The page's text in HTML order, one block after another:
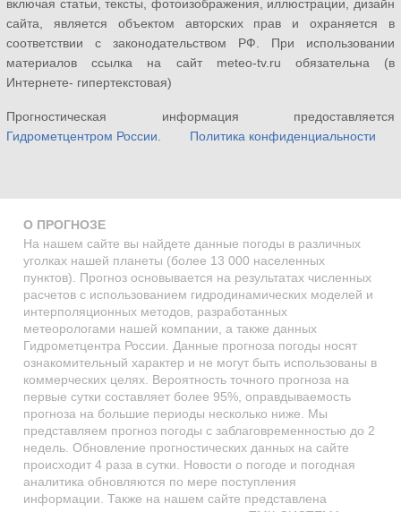
включая статьи, тексты, фотоизображения, иллюстрации, дизайн
сайта, является объектом авторских прав и охраняется в
соответствии с законодательством РФ. При использовании
материалов ссылка на сайт meteo-tv.ru обязательна (в
Интернете- гипертекстовая)
Прогностическая информация предоставляется
Гидрометцентром России. Политика конфиденциальности
О ПРОГНОЗЕ
На нашем сайте вы найдете данные погоды в различных
уголках нашей планеты (более 13 000 населенных
пунктов). Прогноз основывается на результатах численных
расчетов с использованием гидродинамических моделей и
интерполяционных методов, разработанных
метеорологами нашей компании, а также данных
Гидрометцентра России. Данные прогноза погоды носят
ознакомительный характер и не могут быть использованы в
коммерческих целях. Вероятность точного прогноза на
первые сутки составляет более 95%, оправдываемость
прогноза на большие периоды несколько ниже. Мы
представляем прогноз погоды с заблаговременностью до 2
недель. Обновление прогностических данных на сайте
происходит 4 раза в сутки. Новости о погоде и погодная
аналитика обновляются по мере поступления
информации. Также на нашем сайте представлена